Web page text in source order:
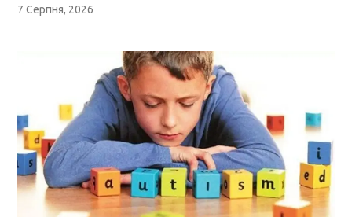
7 Серпня, 2026